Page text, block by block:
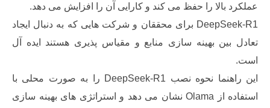
بالا را حفظ می کند و کارایی آن را افزایش می دهد.
DeepSeek-R1 برای محققان و شرکت هایی که به دنبال ایجاد
بهینه سازی منابع و مقیاس پذیری هستند ایده آل
این راهنما نحوه نصب DeepSeek-R1 را به صورت محلی با
استفاده از Olama نشان می دهد و استراتژی های بهینه سازی